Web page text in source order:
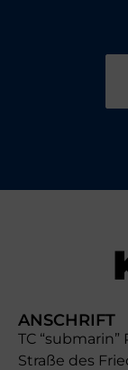
ANSCHRIFT
TC “submarin”
Straße des